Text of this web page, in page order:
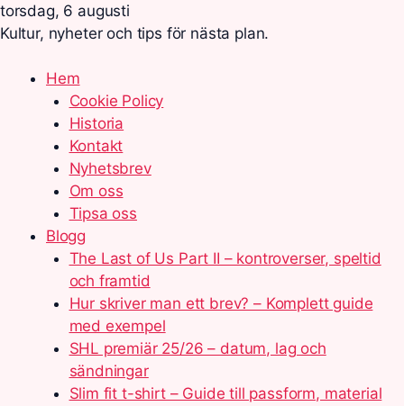
torsdag, 6 augusti
Kultur, nyheter och tips för nästa plan.
Hem
Cookie Policy
Historia
Kontakt
Nyhetsbrev
Om oss
Tipsa oss
Blogg
The Last of Us Part II – kontroverser, speltid
och framtid
Hur skriver man ett brev? – Komplett guide
med exempel
SHL premiär 25/26 – datum, lag och
sändningar
Slim fit t-shirt – Guide till passform, material